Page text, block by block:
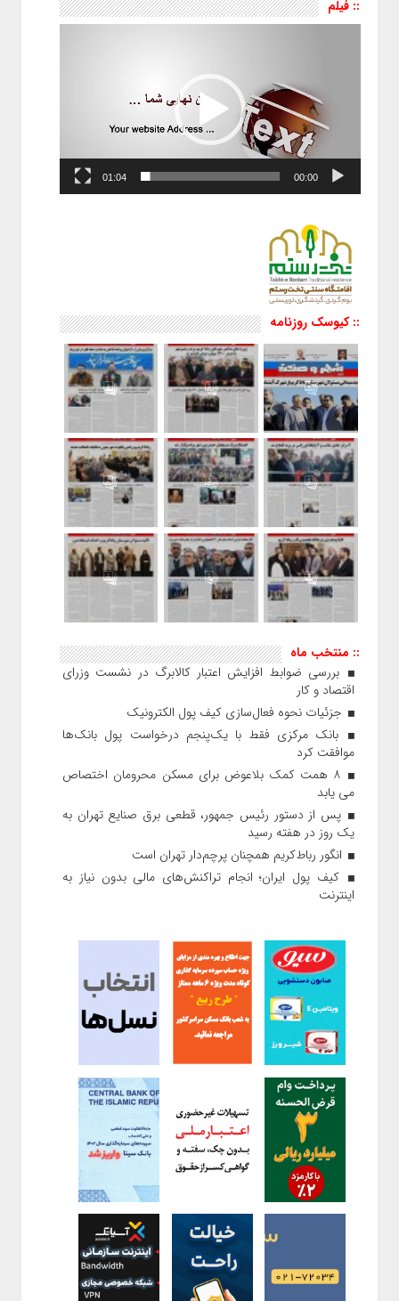
:: فیلم
نمایشگر
00:00
01:04
:: کیوسک روزنامه
:: منتخب ماه
بررسی ضوابط افزایش اعتبار کالابرگ در نشست وزرای
اقتصاد و کار
جزئیات نحوه فعال‌سازی کیف پول الکترونیک
بانک مرکزی فقط با یک‌‎پنجم درخواست پول بانک‌ها
موافقت کرد
۸ همت کمک بلاعوض برای مسکن محرومان اختصاص
می یابد
پس از دستور رئیس‌ جمهور، قطعی برق صنایع تهران به
یک روز در هفته رسید
انگور رباط‌کریم همچنان پرچم‌دار تهران است
کیف پول ایران؛ انجام تراکنش‌های مالی بدون نیاز به
اینترنت